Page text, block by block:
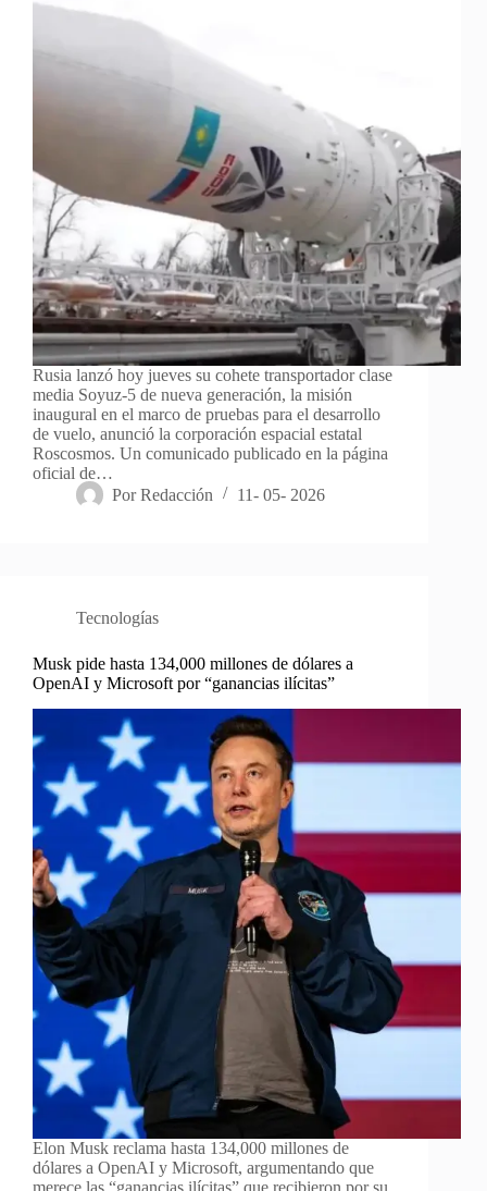
Rusia lanzó hoy jueves su cohete transportador clase
media Soyuz-5 de nueva generación, la misión
inaugural en el marco de pruebas para el desarrollo
de vuelo, anunció la corporación espacial estatal
Roscosmos. Un comunicado publicado en la página
oficial de…
Por Redacción 11- 05- 2026
Tecnologías
Musk pide hasta 134,000 millones de dólares a
OpenAI y Microsoft por “ganancias ilícitas”
Elon Musk reclama hasta 134,000 millones de
dólares a OpenAI y Microsoft, argumentando que
merece las “ganancias ilícitas” que recibieron por su